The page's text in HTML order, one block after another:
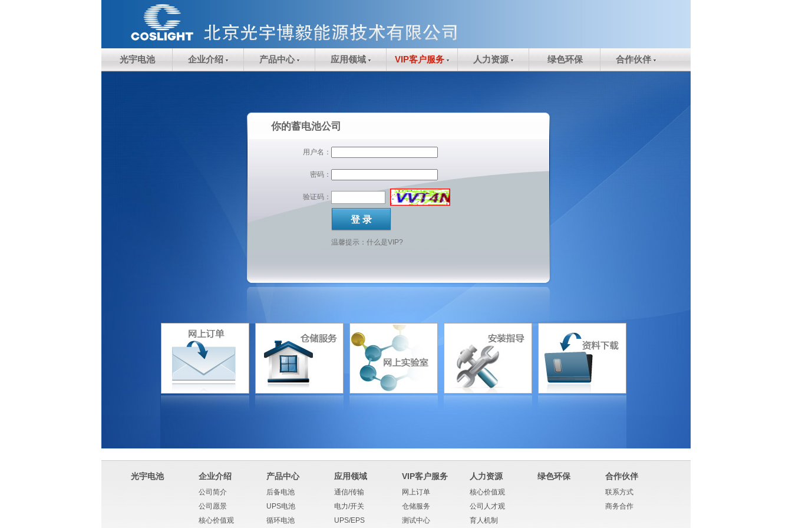
光宇电池 企业介绍 产品中心 应用领域 VIP客户服务 人力资源 绿色环保 合作伙伴
你的蓄电池公司
用户名：
密码：
验证码：
温馨提示： 什么是VIP?
光宇电池 企业介绍
公司简介
公司愿景
核心价值观
产品中心
后备电池
UPS电池
循环电池
应用领域
通信/传输
电力/开关
UPS/EPS
VIP客户服务
网上订单
仓储服务
测试中心
人力资源
核心价值观
公司人才观
育人机制
绿色环保 合作伙伴
联系方式
商务合作